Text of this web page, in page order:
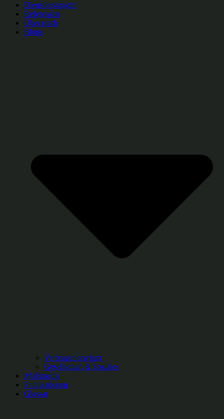
Dienstleistungen
Referenzen
Über mich
Blogs
Verbraucherschutz
Gesellschaft & Soziales
Multimedia
Publikationen
Glossar